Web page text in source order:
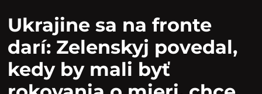
Ukrajine sa na fronte
darí: Zelenskyj povedal,
kedy by mali byť